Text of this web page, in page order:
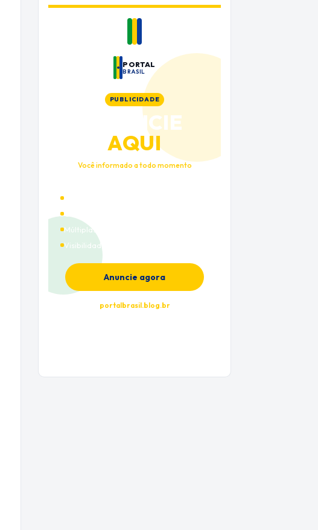
PORTAL
BRASIL
PUBLICIDADE
ANUNCIE
AQUI
Você informado a todo momento
Múltiplas categorias
Visibilidade premium
Anuncie agora
portalbrasil.blog.br